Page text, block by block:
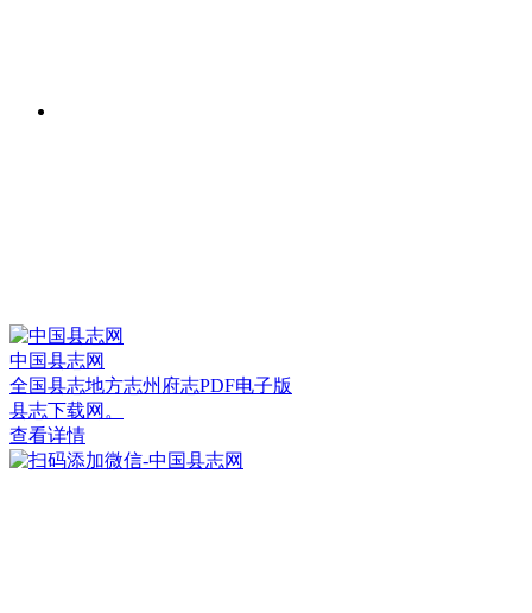
中国县志网
全国县志地方志州府志PDF电子版
县志下载网。
查看详情